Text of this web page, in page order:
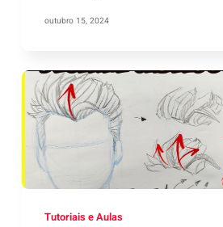
outubro 15, 2024
Tutoriais e Aulas